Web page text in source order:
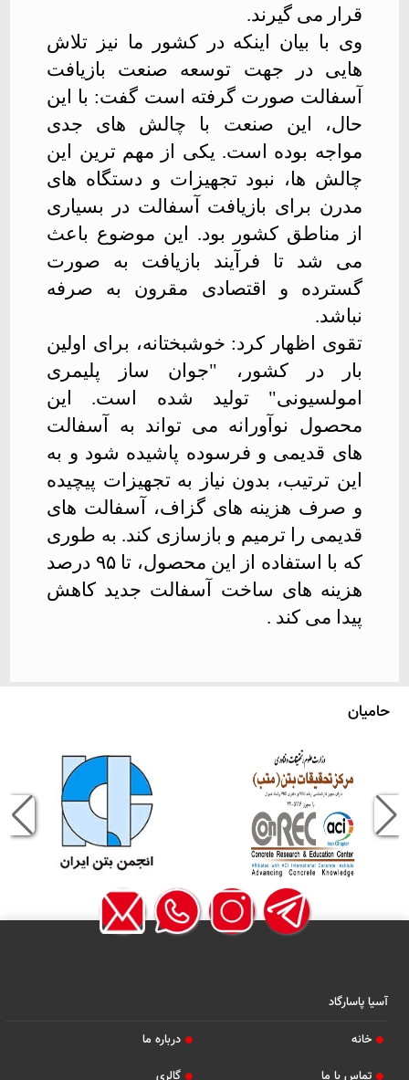
قرار می گیرند.
وی با بیان اینکه در کشور ما نیز تلاش
هایی در جهت توسعه صنعت بازیافت
آسفالت صورت گرفته است گفت: با این
حال، این صنعت با چالش های جدی
مواجه بوده است. یکی از مهم ترین این
چالش ها، نبود تجهیزات و دستگاه های
مدرن برای بازیافت آسفالت در بسیاری
از مناطق کشور بود. این موضوع باعث
می شد تا فرآیند بازیافت به صورت
گسترده و اقتصادی مقرون به صرفه
نباشد.
تقوی اظهار کرد: خوشبختانه، برای اولین
بار در کشور، "جوان ساز پلیمری
امولسیونی" تولید شده است. این
محصول نوآورانه می تواند به آسفالت
های قدیمی و فرسوده پاشیده شود و به
این ترتیب، بدون نیاز به تجهیزات پیچیده
و صرف هزینه های گزاف، آسفالت های
قدیمی را ترمیم و بازسازی کند. به طوری
که با استفاده از این محصول، تا۹۵ درصد
هزینه های ساخت آسفالت جدید کاهش
پیدا می کند .
حامیان
آسیا پاسارگاد
خانه
درباره ما